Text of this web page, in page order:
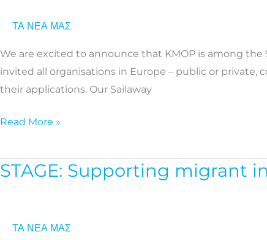
ΤΑ ΝΕΑ ΜΑΣ
We are excited to announce that KMOP is among the
invited all organisations in Europe – public or
their applications. Our Sailaway
of
the
#BeInclusive
Sports
2021
Read More »
STAGE: Supporting migrant
ΤΑ ΝΕΑ ΜΑΣ
STAGE: